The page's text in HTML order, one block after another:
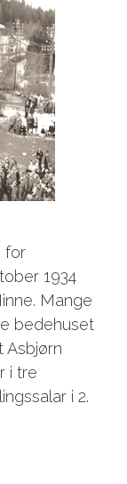
for
1934
Mange
bedehuset
Asbjørn
i tre
i 2.